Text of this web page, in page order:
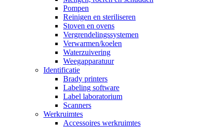
Pompen
Reinigen en steriliseren
Stoven en ovens
Vergrendelingssystemen
Verwarmen/koelen
Waterzuivering
Weegapparatuur
Identificatie
Brady printers
Labeling software
Label laboratorium
Scanners
Werkruimtes
Accessoires werkruimtes